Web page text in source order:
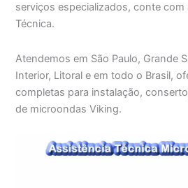
serviços especializados, conte
Técnica.
Atendemos em São Paulo, Grande
Interior, Litoral e em todo o Brasil,
completas para instalação,
de microondas Viking.